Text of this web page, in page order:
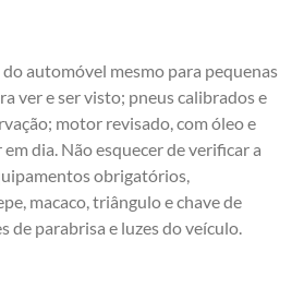
automóvel mesmo para pequenas
ver e ser visto; pneus calibrados e
motor revisado, com óleo e
dia. Não esquecer de verificar a
obrigatórios,
macaco, triângulo e chave de
de parabrisa e luzes do veículo.